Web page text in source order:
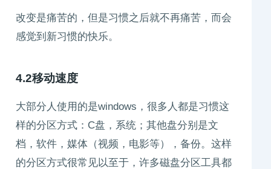
改变是痛苦的，但是习惯之后就不再痛苦，而会
感觉到新习惯的快乐。
4.2移动速度
大部分人使用的是windows，很多人都是习惯这
样的分区方式：C盘，系统；其他盘分别是文
档，软件，媒体（视频，电影等），备份。这样
的分区方式很常见以至于，许多磁盘分区工具都